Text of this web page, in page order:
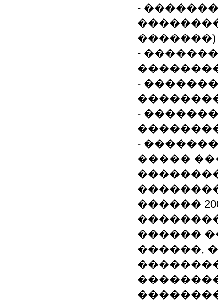
-
-
-
-
-
�����
������
������
������,